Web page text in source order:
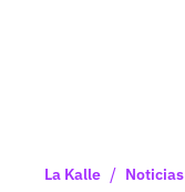
La Kalle / Noticias